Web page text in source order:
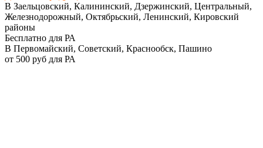
В Заельцовский, Калининский, Дзержинский, Центральный,
Железнодорожный, Октябрьский, Ленинский, Кировский
районы
Бесплатно для РА
В Первомайский, Советский, Краснообск, Пашино
от 500 руб для РА